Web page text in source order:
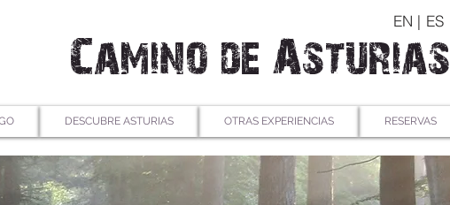
EN | ES
Camino de Asturias
DESCUBRE ASTURIAS OTRAS EXPERIENCIAS RESERVAS